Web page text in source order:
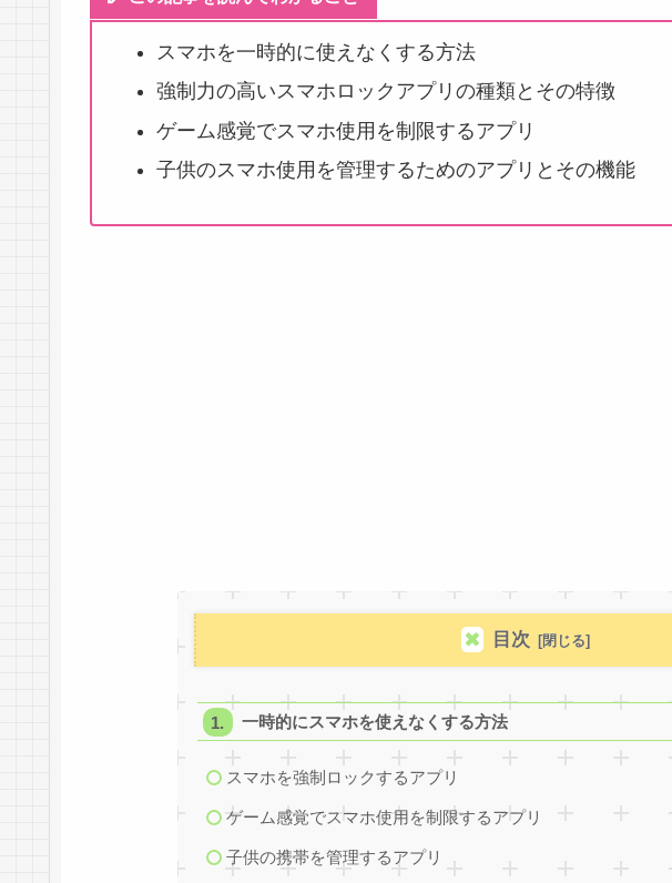
スマホを一時的に使えなくする方法
強制力の高いスマホロックアプリの種類とその特徴
ゲーム感覚でスマホ使用を制限するアプリ
子供のスマホ使用を管理するためのアプリとその機能
目次
一時的にスマホを使えなくする方法
スマホを強制ロックするアプリ
ゲーム感覚でスマホ使用を制限するアプリ
子供の携帯を管理するアプリ